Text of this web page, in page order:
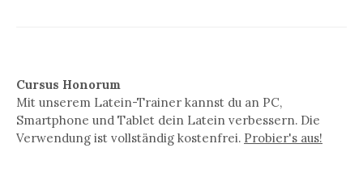
Cursus Honorum
Mit unserem Latein-Trainer kannst du an PC,
Smartphone und Tablet dein Latein verbessern. Die
Verwendung ist vollständig kostenfrei. Probier's aus!